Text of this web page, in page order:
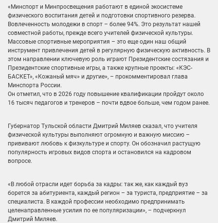
«Минспорт и Минпросвещения работают в единой экосистеме
физического воспитания детей и подготовки спортивного резерва.
Вовлеченность молодежи в спорт – более 94%. Это результат нашей
совместной работы, прежде всего учителей физической культуры.
Массовые спортивные мероприятия – это еще один наш общий
инструмент привлечения детей в регулярную физическую активность. В
этом направлении ключевую роль играют Президентские состязания и
Президентские спортивные игры, а также крупные проекты: «КЭС-
БАСКЕТ», «Кожаный мяч» и другие», – прокомментировал глава
Минспорта России.
Он отметил, что в 2026 году повышение квалификации пройдут около
16 тысяч педагогов и тренеров – почти вдвое больше, чем годом ранее.
Губернатор Тульской области Дмитрий Миляев сказал, что учителя
физической культуры выполняют огромную и важную миссию –
прививают любовь к физкультуре и спорту. Он обозначил растущую
популярность игровых видов спорта и остановился на кадровом
вопросе.
«В любой отрасли идет борьба за кадры: так же, как каждый вуз
борется за абитуриента, каждый регион – за туриста, предприятие – за
специалиста. В каждой профессии необходимо предпринимать
целенаправленные усилия по ее популяризации», – подчеркнул
Дмитрий Миляев.